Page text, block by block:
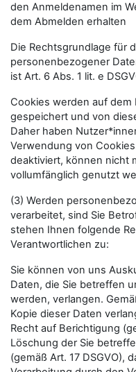
den Anmeldenamen im
dem Abmelden erhalten
Die Rechtsgrundlage für
personenbezogener
ist Art. 6 Abs. 1 lit. e
Cookies werden auf
gespeichert und von
Daher haben
Verwendung von
deaktiviert, können nicht
vollumfänglich genutzt
(3) Werden
verarbeitet, sind Sie
stehen Ihnen folgende
Verantwortlichen zu:
Sie können von uns
Daten, die Sie betreffen
werden, verlangen.
Kopie dieser Daten
Recht auf Berichtigung
Löschung der Sie
(gemäß Art. 17 DSGVO),